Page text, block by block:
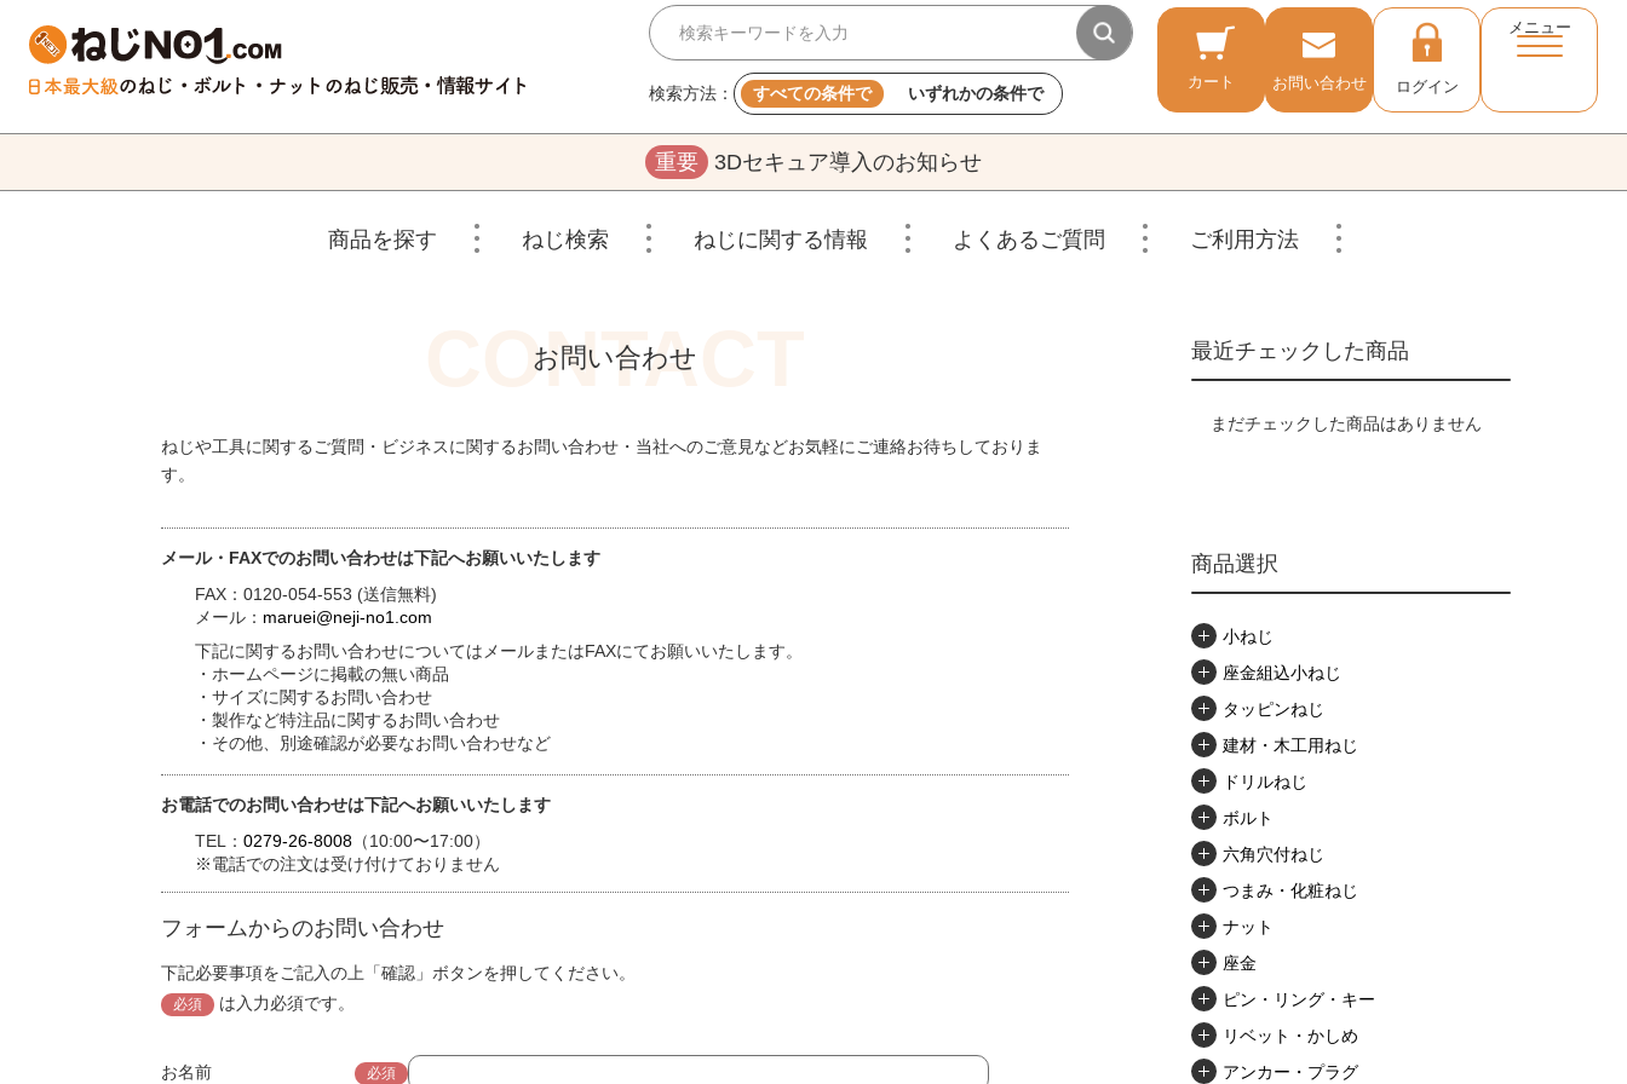
検索方法： すべての条件で いずれかの条件で
カート お問い合わせ ログイン
メニュー
重要 3Dセキュア導入のお知らせ
商品を探す ねじ検索 ねじに関する情報 よくあるご質問 ご利用方法
お問い合わせ
ねじや工具に関するご質問・ビジネスに関するお問い合わせ・当社へのご意見などお気軽にご連絡お待ちしておりま
す。
メール・FAXでのお問い合わせは下記へお願いいたします
FAX：0120-054-553 (送信無料)
メール： maruei@neji-no1.com
下記に関するお問い合わせについてはメールまたはFAXにてお願いいたします。
・ホームページに掲載の無い商品
・サイズに関するお問い合わせ
・製作など特注品に関するお問い合わせ
・その他、別途確認が必要なお問い合わせなど
お電話でのお問い合わせは下記へお願いいたします
TEL： 0279-26-8008 （10:00〜17:00）
※電話での注文は受け付けておりません
フォームからのお問い合わせ
下記必要事項をご記入の上「確認」ボタンを押してください。
必須 は入力必須です。
お名前 必須
最近チェックした商品
まだチェックした商品はありません
商品選択
小ねじ
座金組込小ねじ
タッピンねじ
建材・木工用ねじ
ドリルねじ
ボルト
六角穴付ねじ
つまみ・化粧ねじ
ナット
座金
ピン・リング・キー
リベット・かしめ
アンカー・プラグ